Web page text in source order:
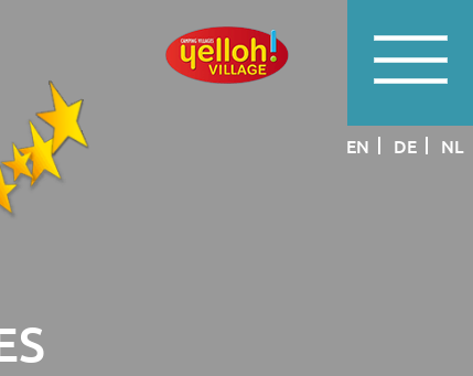
EN DE NL